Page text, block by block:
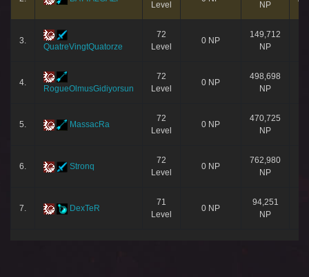
Level
NP
3.
QuatreVingtQuatorze
72
Level
0 NP
149,712
NP
4.
RogueOlmusGidiyorsun
72
Level
0 NP
498,698
NP
5. MassacRa
72
Level
0 NP
470,725
NP
6. Stronq
72
Level
0 NP
762,980
NP
7. DexTeR
71
Level
0 NP
94,251
NP